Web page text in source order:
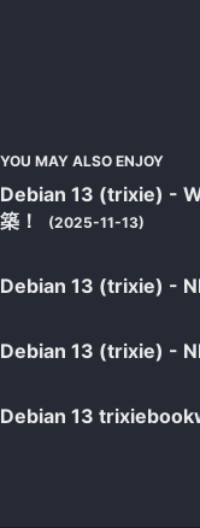
YOU MAY ALSO ENJOY
Debian 13 (trixie) -
築！
(2025-11-13)
Debian 13 (trixie) -
Debian 13 (trixie) -
Debian 13